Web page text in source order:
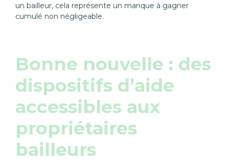
un bailleur, cela représente un manque à gagner
cumulé non négligeable.
Bonne nouvelle : des
dispositifs d’aide
accessibles aux
propriétaires
bailleurs